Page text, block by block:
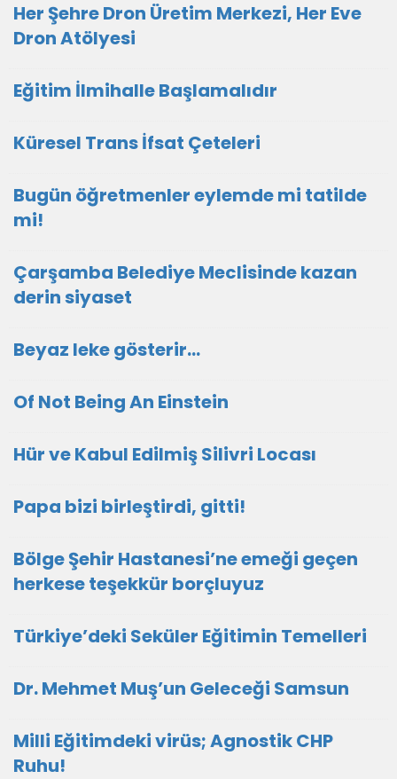
Her Şehre Dron Üretim Merkezi, Her Eve
Dron Atölyesi
Eğitim İlmihalle Başlamalıdır
Küresel Trans İfsat Çeteleri
Bugün öğretmenler eylemde mi tatilde
mi!
Çarşamba Belediye Meclisinde kazan
derin siyaset
Beyaz leke gösterir…
Of Not Being An Einstein
Hür ve Kabul Edilmiş Silivri Locası
Papa bizi birleştirdi, gitti!
Bölge Şehir Hastanesi’ne emeği geçen
herkese teşekkür borçluyuz
Türkiye’deki Seküler Eğitimin Temelleri
Dr. Mehmet Muş’un Geleceği Samsun
Milli Eğitimdeki virüs; Agnostik CHP
Ruhu!